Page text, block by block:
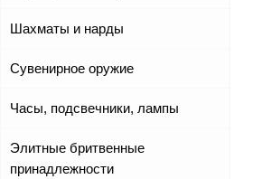
Шахматы и нарды
Сувенирное оружие
Часы, подсвечники, лампы
Элитные бритвенные
принадлежности